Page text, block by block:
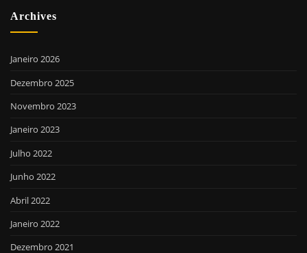
Archives
Janeiro 2026
Dezembro 2025
Novembro 2023
Janeiro 2023
Julho 2022
Junho 2022
Abril 2022
Janeiro 2022
Dezembro 2021